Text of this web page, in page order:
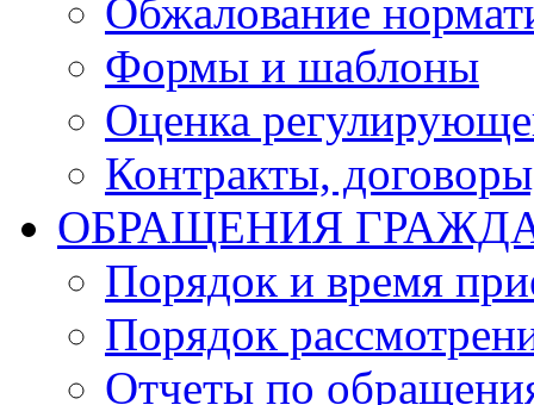
Обжалование
Формы и шаблоны
Оценка
Контракты,
ОБРАЩЕНИЯ
Порядок и время
Порядок
Отчеты по